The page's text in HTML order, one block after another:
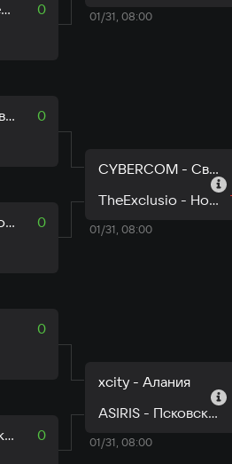
ZaSkadovsk - Херсонская область
0
CYBERCOM - Свердловская область
0
TheExclusio - Новгородская область
0
0
ASIRIS - Псковская область
0
01/31, 08:00
CYBERCOM - Свердловская область
TheExclusio - Новгородская область
01/31, 08:00
xcity - Алания
ASIRIS - Псковская область
01/31, 08:00